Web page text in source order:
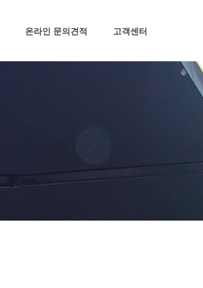
온라인 문의견적 고객센터